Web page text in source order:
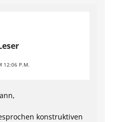
12:06 P.M.
konstruktiven